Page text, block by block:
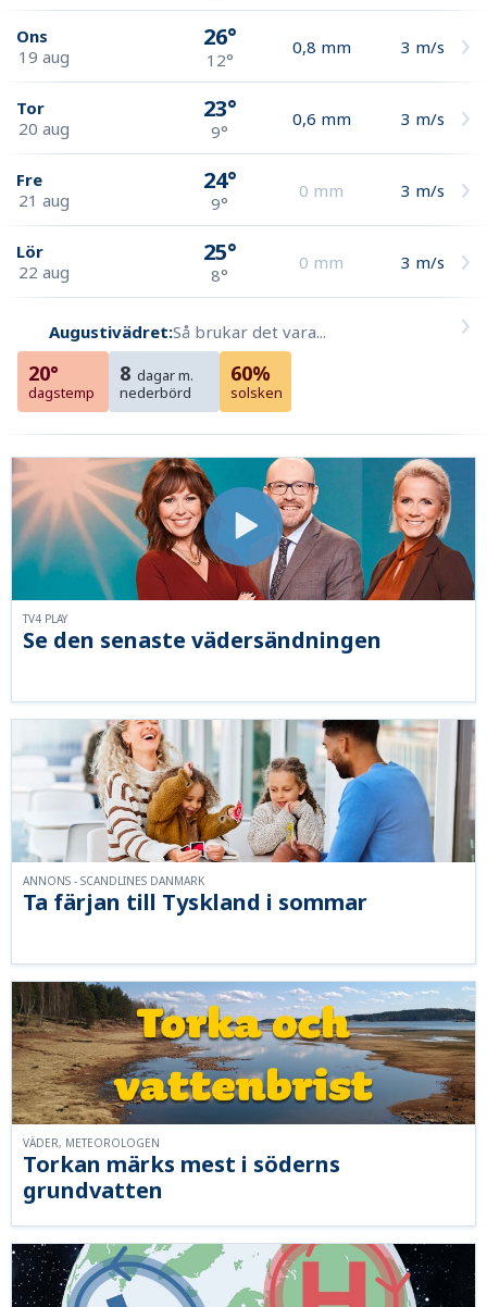
Ons
19 aug
26°
12°
0,8 mm 3 m/s
Tor
20 aug
23°
9°
0,6 mm 3 m/s
Fre
21 aug
24°
9°
0 mm 3 m/s
Lör
22 aug
25°
8°
0 mm 3 m/s
Augustivädret:Så brukar det vara...
20°
dagstemp
8 dagar m.
nederbörd
60%
solsken
Se den senaste vädersändningen
TV4 PLAY
Ta färjan till Tyskland i sommar
ANNONS - SCANDLINES DANMARK
Torkan märks mest i söderns
grundvatten
VÄDER, METEOROLOGEN